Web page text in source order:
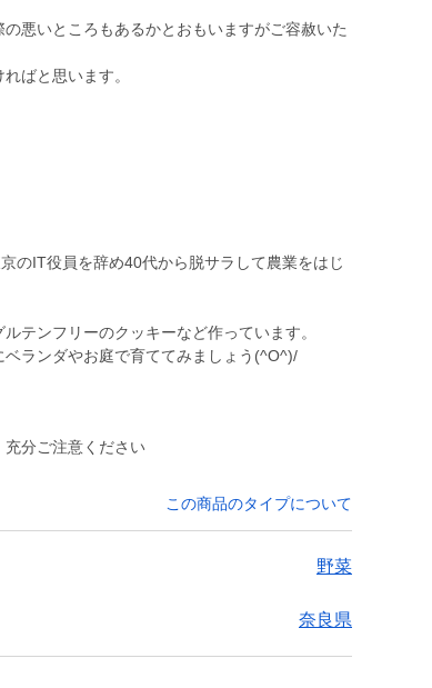
悪いところもあるかとおもいますがご容赦いた
ばと思います。
のIT役員を辞め40代から脱サラして農業をはじ
テンフリーのクッキーなど作っています。
充分ご注意ください
この商品のタイプについて
野菜
奈良県